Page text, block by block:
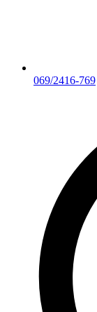
069/2416-769